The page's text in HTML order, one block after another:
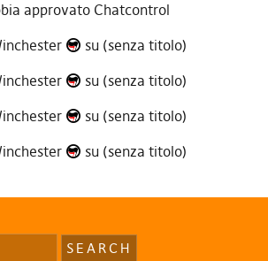
approvato Chatcontrol
su (senza titolo)
su (senza titolo)
su (senza titolo)
su (senza titolo)